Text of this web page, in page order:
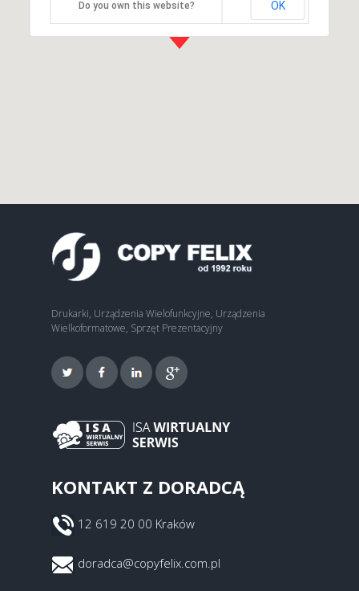
Do you own this website? OK
Drukarki, Urządzenia Wielofunkcyjne, Urządzenia
Wielkoformatowe, Sprzęt Prezentacyjny
KONTAKT Z DORADCĄ
12 619 20 00 Kraków
doradca@copyfelix.com.pl